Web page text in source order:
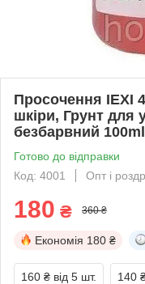
Просочення IEXI
шкіри, Грунт для
безбарвний
Готово до відправки
Код: 4001
Опт і
180 ₴ 360 ₴
Економія 180 ₴
160 ₴ від 5 шт. 140